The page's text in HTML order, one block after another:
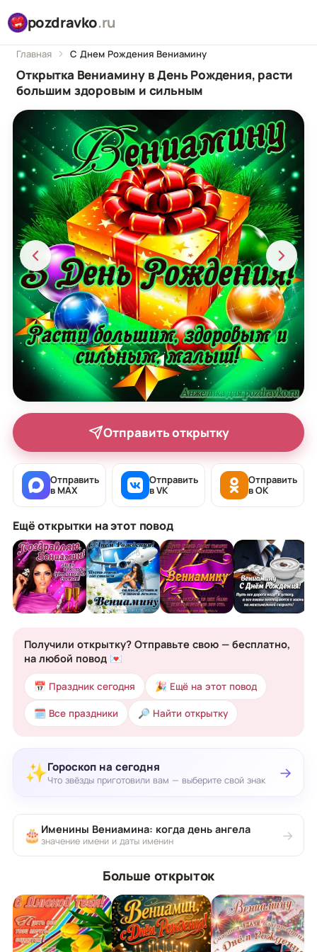
pozdravko.ru
Главная С Днем Рождения Вениамину
Открытка Вениамину в День Рождения, расти
большим здоровым и сильным
Отправить открытку
Отправить
в MAX
Отправить
в VK
Отправить
в OK
Ещё открытки на этот повод
Получили открытку? Отправьте свою — бесплатно,
на любой повод 💌
📅 Праздник сегодня 🎉 Ещё на этот повод
🗓 Все праздники 🔎 Найти открытку
✨Гороскоп на сегодня
Что звёзды приготовили вам — выберите свой знак →
🎂 Именины Вениамина: когда день ангела
значение имени и даты именин →
Больше открыток